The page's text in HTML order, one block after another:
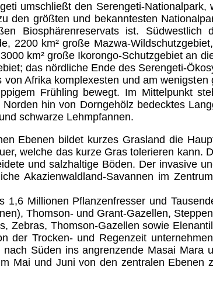
umschließt den Serengeti-
den größten und bekanntesten
Biosphärenreservats ist.
2200 km² große Mazwa-
km² große Ikorongo-Schutzgebiet an
das nördliche Ende des Serengeti-
von Afrika komplexesten und am
Frühling bewegt. Im Mittelpunkt
hin von Dorngehölz bedecktes
schwarze Lehmpfannen.
Ebenen bildet kurzes Grasland die
welche das kurze Gras tolerieren kann.
und salzhaltige Böden. Der invasive
Akazienwaldland-Savannen im
1,6 Millionen Pflanzenfresser und
Thomson- und Grant-Gazellen,
Zebras, Thomson-Gazellen sowie
der Trocken- und Regenzeit
Süden ins angrenzende Masai Mara
Mai und Juni von den zentralen